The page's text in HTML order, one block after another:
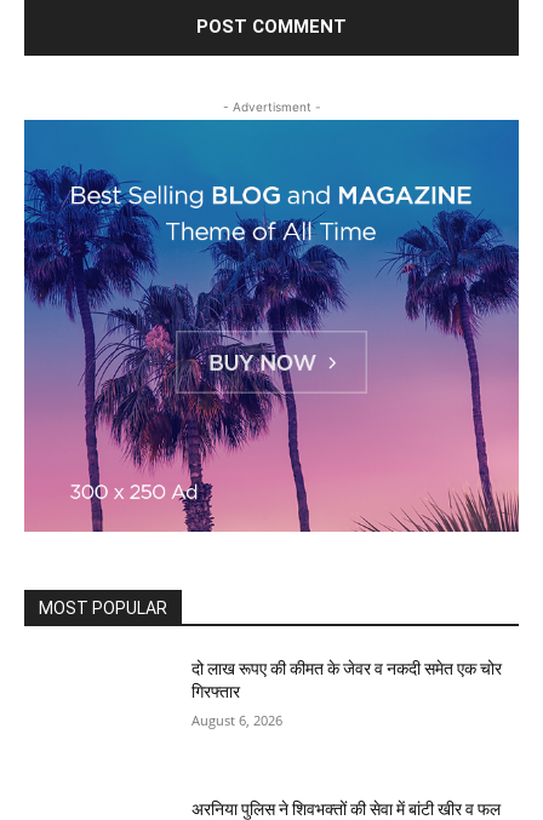
- Advertisment -
MOST POPULAR
दो लाख रूपए की कीमत के जेवर व नकदी समेत एक चोर
गिरफ्तार
August 6, 2026
अरनिया पुलिस ने शिवभक्तों की सेवा में बांटी खीर व फल